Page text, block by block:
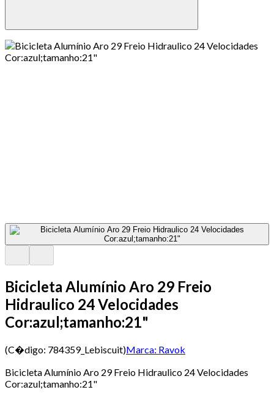
Bicicleta Alumínio Aro 29 Freio
Hidraulico 24 Velocidades
Cor:azul;tamanho:21"
(C�digo: 784359_Lebiscuit)Marca: Ravok
Bicicleta Alumínio Aro 29 Freio Hidraulico 24 Velocidades
Cor:azul;tamanho:21"